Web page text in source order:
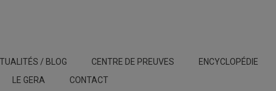
/ BLOG CENTRE DE PREUVES ENCYCLOPÉDIE
LE GERA
CONTACT